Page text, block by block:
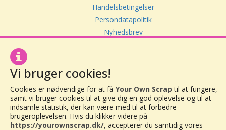
Handelsbetingelser
Persondatapolitik
Nyhedsbrev
CVR: 30416082
Vor Frue Hovedgade 20
4000 Roskilde
Vi bruger cookies!
Cookies er nødvendige for at få Your Own Scrap til at fungere,
samt vi bruger cookies til at give dig en god oplevelse og til at
indsamle statistik, der kan være med til at forbedre
brugeroplevelsen. Hvis du klikker videre på
https://yourownscrap.dk/, accepterer du samtidig vores